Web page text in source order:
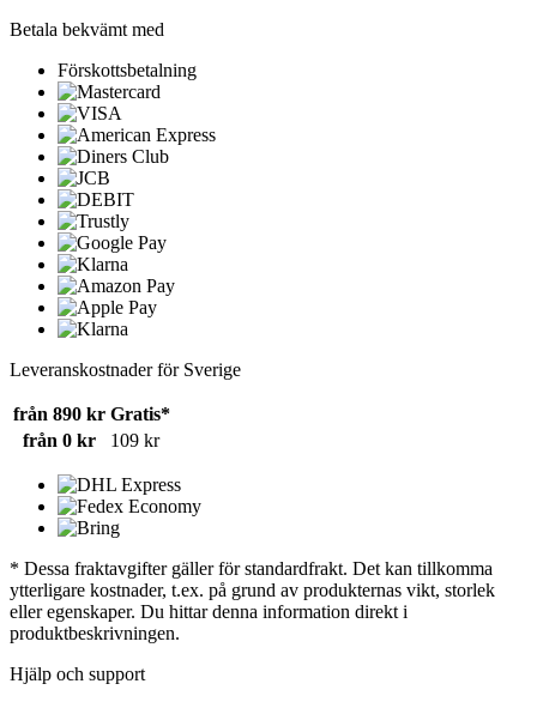
Betala bekvämt med
Förskottsbetalning
Leveranskostnader för Sverige
från 890 kr Gratis*
från 0 kr
109 kr
* Dessa fraktavgifter gäller för standardfrakt. Det kan tillkomma
ytterligare kostnader, t.ex. på grund av produkternas vikt, storlek
eller egenskaper. Du hittar denna information direkt i
produktbeskrivningen.
Hjälp och support